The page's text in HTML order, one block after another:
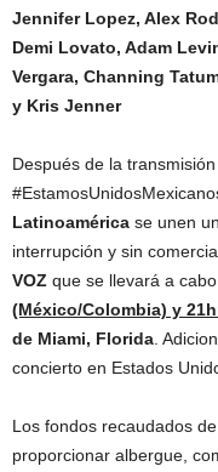
Jennifer Lopez, Alex
Demi Lovato, Adam
Vergara, Channing
y Kris Jenner
Después de la
Latinoamérica se unen
interrupción y sin
VOZ que se llevará a
(México/Colombia) y
de Miami, Florida .
concierto en Estados
Los fondos recaudados de
proporcionar albergue,